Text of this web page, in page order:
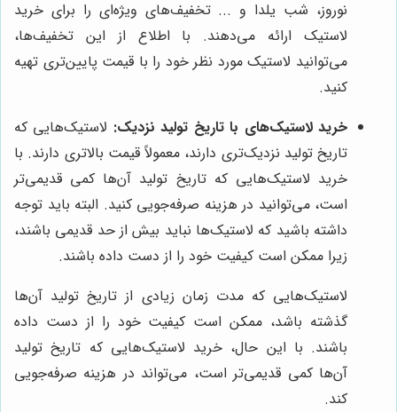
نوروز، شب یلدا و ... تخفیف‌های ویژه‌ای را برای خرید
لاستیک ارائه می‌دهند. با اطلاع از این تخفیف‌ها،
می‌توانید لاستیک مورد نظر خود را با قیمت پایین‌تری تهیه
کنید.
خرید لاستیک‌های با تاریخ تولید نزدیک: لاستیک‌هایی که
تاریخ تولید نزدیک‌تری دارند، معمولاً قیمت بالاتری دارند. با
خرید لاستیک‌هایی که تاریخ تولید آن‌ها کمی قدیمی‌تر
است، می‌توانید در هزینه صرفه‌جویی کنید. البته باید توجه
داشته باشید که لاستیک‌ها نباید بیش از حد قدیمی باشند،
زیرا ممکن است کیفیت خود را از دست داده باشند.
لاستیک‌هایی که مدت زمان زیادی از تاریخ تولید آن‌ها
گذشته باشد، ممکن است کیفیت خود را از دست داده
باشند. با این حال، خرید لاستیک‌هایی که تاریخ تولید
آن‌ها کمی قدیمی‌تر است، می‌تواند در هزینه صرفه‌جویی
کند.